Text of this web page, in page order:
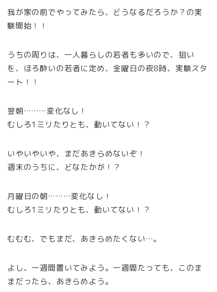
我が家の前でやってみたら、どうなるだろうか？の実
験開始！！
うちの周りは、一人暮らしの若者も多いので、狙い
を、ほろ酔いの若者に定め、金曜日の夜8時、実験スタ
ート！！
翌朝………変化なし！
むしろ1ミリたりとも、動いてない！？
いやいやいや、まだあきらめないぞ！
週末のうちに、どなたかが！？
月曜日の朝………変化なし！
むしろ1ミリたりとも、動いてない！？
むむむ、でもまだ、あきらめたくない…。
よし、一週間置いてみよう。一週間たっても、このま
まだったら、あきらめよう。